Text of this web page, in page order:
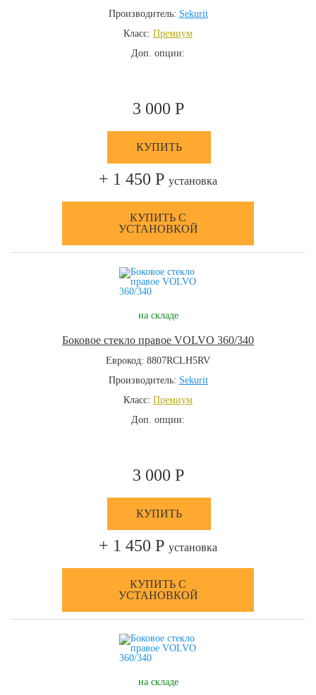
Производитель: Sekurit
Класс: Премиум
Доп. опции:
3 000 Р
КУПИТЬ
+ 1 450 Р установка
КУПИТЬ С
УСТАНОВКОЙ
на складе
Боковое стекло правое VOLVO 360/340
Еврокод: 8807RCLH5RV
Производитель: Sekurit
Класс: Премиум
Доп. опции:
3 000 Р
КУПИТЬ
+ 1 450 Р установка
КУПИТЬ С
УСТАНОВКОЙ
на складе